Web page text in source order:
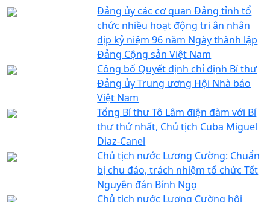
Đảng ủy các cơ quan Đảng tỉnh tổ
chức nhiều hoạt động tri ân nhân
dịp kỷ niệm 96 năm Ngày thành lập
Đảng Cộng sản Việt Nam
Công bố Quyết định chỉ định Bí thư
Đảng ủy Trung ương Hội Nhà báo
Việt Nam
Tổng Bí thư Tô Lâm điện đàm với Bí
thư thứ nhất, Chủ tịch Cuba Miguel
Diaz-Canel
Chủ tịch nước Lương Cường: Chuẩn
bị chu đáo, trách nhiệm tổ chức Tết
Nguyên đán Bính Ngọ
Chủ tịch nước Lương Cường hội